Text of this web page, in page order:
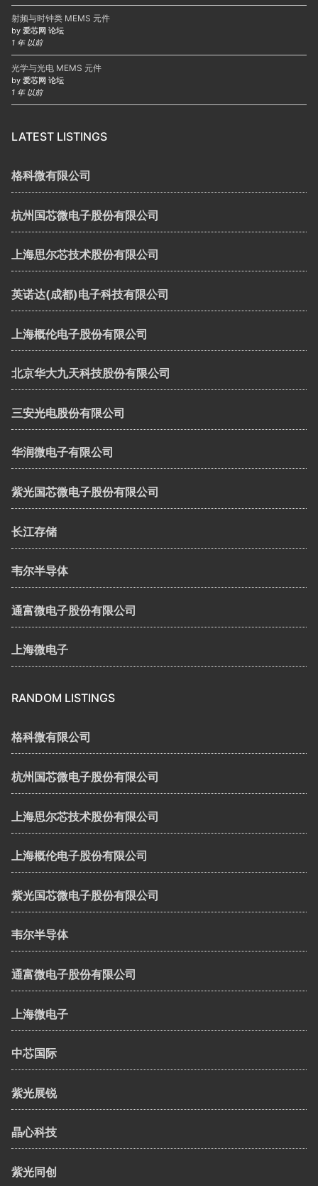
射频与时钟类 MEMS 元件
by 爱芯网 论坛
1 年 以前
光学与光电 MEMS 元件
by 爱芯网 论坛
1 年 以前
LATEST LISTINGS
格科微有限公司
杭州国芯微电子股份有限公司
上海思尔芯技术股份有限公司
英诺达(成都)电子科技有限公司
上海概伦电子股份有限公司
北京华大九天科技股份有限公司
三安光电股份有限公司
华润微电子有限公司
紫光国芯微电子股份有限公司
长江存储
韦尔半导体
通富微电子股份有限公司
上海微电子
RANDOM LISTINGS
格科微有限公司
杭州国芯微电子股份有限公司
上海思尔芯技术股份有限公司
上海概伦电子股份有限公司
紫光国芯微电子股份有限公司
韦尔半导体
通富微电子股份有限公司
上海微电子
中芯国际
紫光展锐
晶心科技
紫光同创